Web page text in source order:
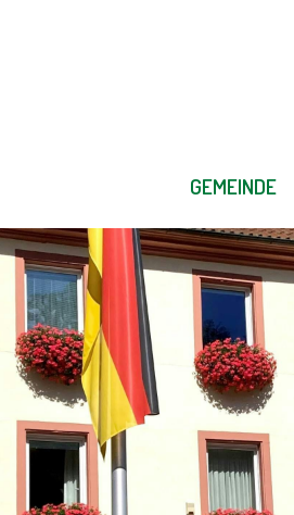
GEMEINDE